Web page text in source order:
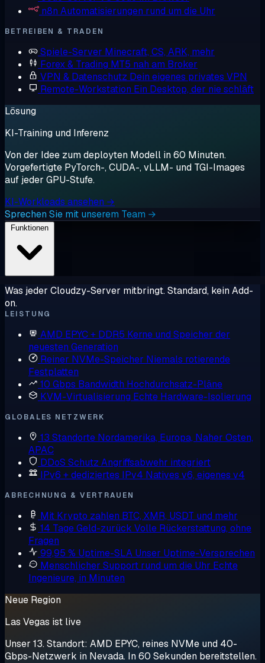
n8n Automatisierungen rund um die Uhr
BETREIBEN & TRADEN
Spiele-Server Minecraft, CS, ARK, mehr
Forex & Trading MT5 nah am Broker
VPN & Datenschutz Dein eigenes privates VPN
Remote-Workstation Ein Desktop, der nie schläft
Lösung
KI-Training und Inferenz
Von der Idee zum deployten Modell in 60 Minuten.
Vorgefertigte PyTorch-, CUDA-, vLLM- und TGI-Images
auf jeder GPU-Stufe.
KI-Workloads ansehen →
Sprechen Sie mit unserem Team →
Was jeder Cloudzy-Server mitbringt. Standard, kein Add-
on.
LEISTUNG
AMD EPYC + DDR5 Kerne und Speicher der
neuesten Generation
Reiner NVMe-Speicher Niemals rotierende
Festplatten
10 Gbps Bandwidth Hochdurchsatz-Pläne
KVM-Virtualisierung Echte Hardware-Isolierung
GLOBALES NETZWERK
13 Standorte Nordamerika, Europa, Naher Osten,
APAC
DDoS Schutz Angriffsabwehr integriert
IPv6 + dediziertes IPv4 Natives v6, eigenes v4
ABRECHNUNG & VERTRAUEN
Mit Krypto zahlen BTC, XMR, USDT und mehr
14 Tage Geld-zurück Volle Rückerstattung, ohne
Fragen
99,95 % Uptime-SLA Unser Uptime-Versprechen
Menschlicher Support rund um die Uhr Echte
Ingenieure, in Minuten
Neue Region
Las Vegas ist live
Unser 13. Standort: AMD EPYC, reines NVMe und 40-
Gbps-Netzwerk in Nevada. In 60 Sekunden bereitstellen.